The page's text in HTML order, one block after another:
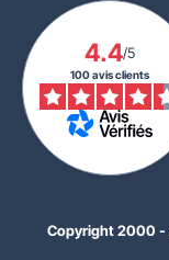
4.4/5
100 avis clients
Copyright 2000 -